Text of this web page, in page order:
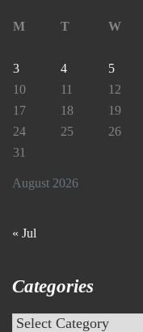
August 2026
M T W
3
4 5
10
11 12
17
18 19
24
25 26
31
« Jul
Categories
Categories